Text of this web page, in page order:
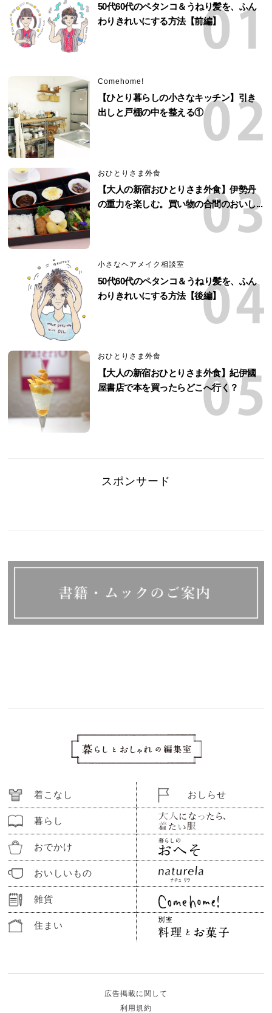
50代60代のペタンコ＆うねり髪を、ふん
わりきれいにする方法【前編】
Comehome!
【ひとり暮らしの小さなキッチン】引き
出しと戸棚の中を整える①
おひとりさま外食
【大人の新宿おひとりさま外食】伊勢丹
の重力を楽しむ。買い物の合間のおいし...
小さなヘアメイク相談室
50代60代のペタンコ＆うねり髪を、ふん
わりきれいにする方法【後編】
おひとりさま外食
【大人の新宿おひとりさま外食】紀伊國
屋書店で本を買ったらどこへ行く？
スポンサード
着こなし
暮らし
おでかけ
おいしいもの
雑貨
住まい
おしらせ
広告掲載に関して
利用規約